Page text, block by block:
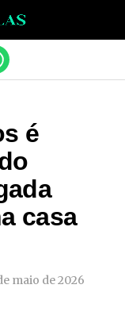
é
casa
maio de 2026